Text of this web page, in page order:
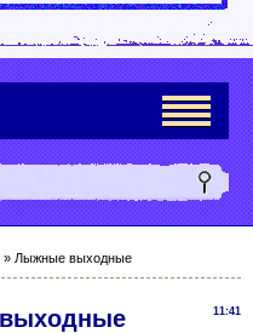
» Лыжные выходные
11:41